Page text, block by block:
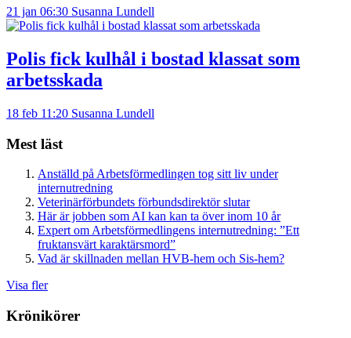
21 jan 06:30 Susanna Lundell
Polis fick kulhål i bostad klassat som
arbetsskada
18 feb 11:20 Susanna Lundell
Mest läst
Anställd på Arbetsförmedlingen tog sitt liv under
internutredning
Veterinärförbundets förbundsdirektör slutar
Här är jobben som AI kan kan ta över inom 10 år
Expert om Arbetsförmedlingens internutredning: ”Ett
fruktansvärt karaktärsmord”
Vad är skillnaden mellan HVB-hem och Sis-hem?
Visa fler
Krönikörer